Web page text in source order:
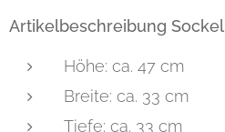
Artikelbeschreibung Sockel
Höhe: ca. 47 cm
Breite: ca. 33 cm
Tiefe: ca. 33 cm